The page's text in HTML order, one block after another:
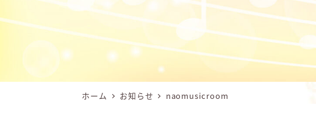
へ
ホーム お知らせ naomusicroom